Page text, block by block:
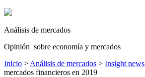
Análisis de mercados
Opinión sobre economía y mercados
Inicio > Análisis de mercados > Insight news
mercados financieros en 2019